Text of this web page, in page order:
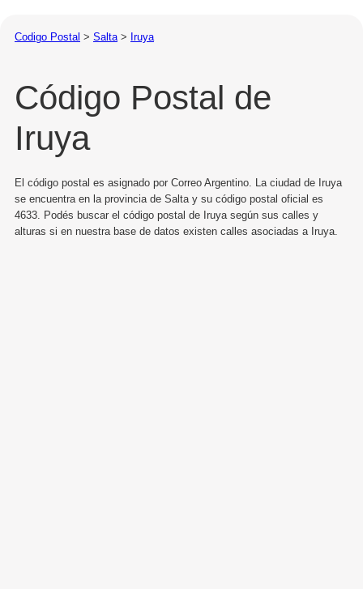
Codigo Postal > Salta > Iruya
Código Postal de
Iruya
El código postal es asignado por Correo Argentino. La ciudad de Iruya
se encuentra en la provincia de Salta y su código postal oficial es
4633. Podés buscar el código postal de Iruya según sus calles y
alturas si en nuestra base de datos existen calles asociadas a Iruya.